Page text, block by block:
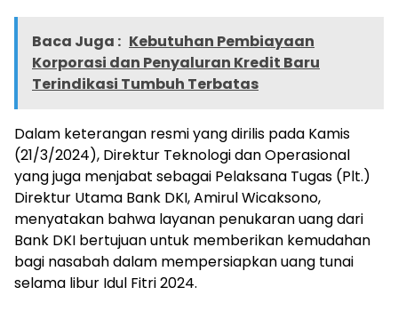
Baca Juga : Kebutuhan Pembiayaan
Korporasi dan Penyaluran Kredit Baru
Terindikasi Tumbuh Terbatas
Dalam keterangan resmi yang dirilis pada Kamis
(21/3/2024), Direktur Teknologi dan Operasional
yang juga menjabat sebagai Pelaksana Tugas (Plt.)
Direktur Utama Bank DKI, Amirul Wicaksono,
menyatakan bahwa layanan penukaran uang dari
Bank DKI bertujuan untuk memberikan kemudahan
bagi nasabah dalam mempersiapkan uang tunai
selama libur Idul Fitri 2024.